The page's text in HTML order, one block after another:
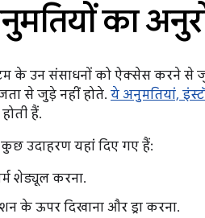
का
के उन संसाधनों को ऐक्सेस करने से
से जुड़े नहीं होते. ये अनुमतियां,
हैं.
उदाहरण यहां दिए गए हैं:
शेड्यूल करना.
के ऊपर दिखाना और ड्रा करना.